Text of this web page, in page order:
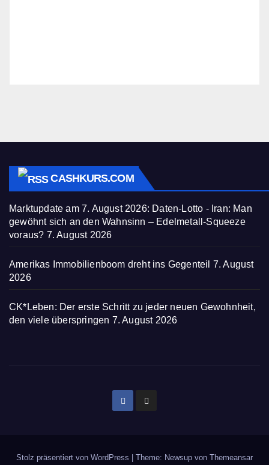
CASHKURS.COM
Marktupdate am 7. August 2026: Daten-Lotto - Iran: Man
gewöhnt sich an den Wahnsinn – Edelmetall-Squeeze
voraus? 7. August 2026
Amerikas Immobilienboom dreht ins Gegenteil 7. August
2026
CK*Leben: Der erste Schritt zu jeder neuen Gewohnheit,
den viele überspringen 7. August 2026
Stolz präsentiert von WordPress Theme: Newsup von Themeansar